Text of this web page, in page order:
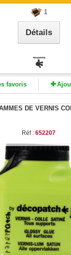
1
Détails
favoris
DE VERNIS
Réf : 652207